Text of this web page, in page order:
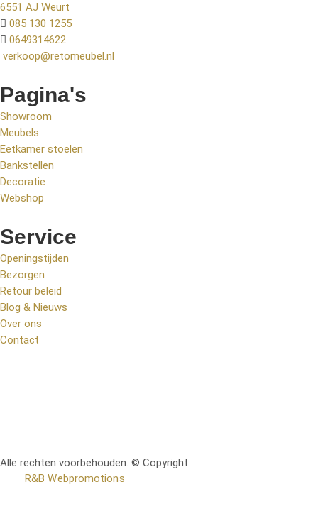
6551 AJ Weurt
085 130 1255
0649314622
verkoop@retomeubel.nl
Pagina's
Showroom
Meubels
Eetkamer stoelen
Bankstellen
Decoratie
Webshop
Service
Openingstijden
Bezorgen
Retour beleid
Blog & Nieuws
Over ons
Contact
Alle rechten voorbehouden. © Copyright
R&B Webpromotions